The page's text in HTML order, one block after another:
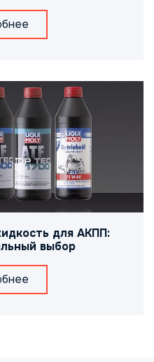
для АКПП:
выбор